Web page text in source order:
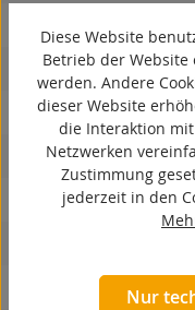
antistatisch
ESD
elektrisch leitfähig
autoklaventauglich
Diese Website
Betrieb der
werden. Andere
dieser Website
die Interaktion
Netzwerken
Zustimmung
jederzeit in den
Nur